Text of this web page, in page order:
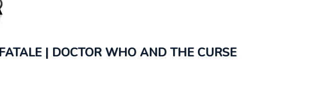
| DOCTOR WHO AND THE CURSE